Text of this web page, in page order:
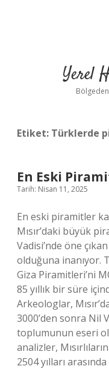
Yerel
Etiket: Türklerde
En Eski
Tarih: Nisan 11, 2025
En eski piramitler
Mısır’daki büyük
Vadisi’nde öne
olduğuna inanıyor.
Giza Piramitleri’ni
85 yıllık bir süre
Arkeologlar,
3000’den sonra Nil
toplumunun eseri
analizler,
2504 yılları